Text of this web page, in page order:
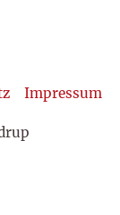
Impressum